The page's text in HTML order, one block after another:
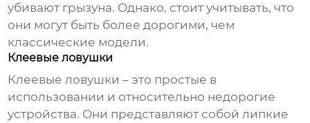
убивают грызуна. Однако, стоит учитывать, что
они могут быть более дорогими, чем
классические модели.
Клеевые ловушки
Клеевые ловушки – это простые в
использовании и относительно недорогие
устройства. Они представляют собой липкие